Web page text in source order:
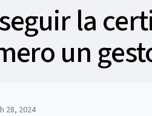
la
un
28, 2024